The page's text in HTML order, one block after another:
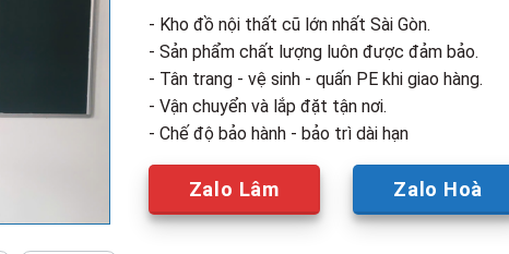
- Kho đồ nội thất cũ lớn nhất Sài Gòn.
- Sản phẩm chất lượng luôn được đảm bảo.
- Tân trang - vệ sinh - quấn PE khi giao hàng.
- Vận chuyển và lắp đặt tận nơi.
- Chế độ bảo hành - bảo trì dài hạn
Zalo Lâm Zalo Hoà